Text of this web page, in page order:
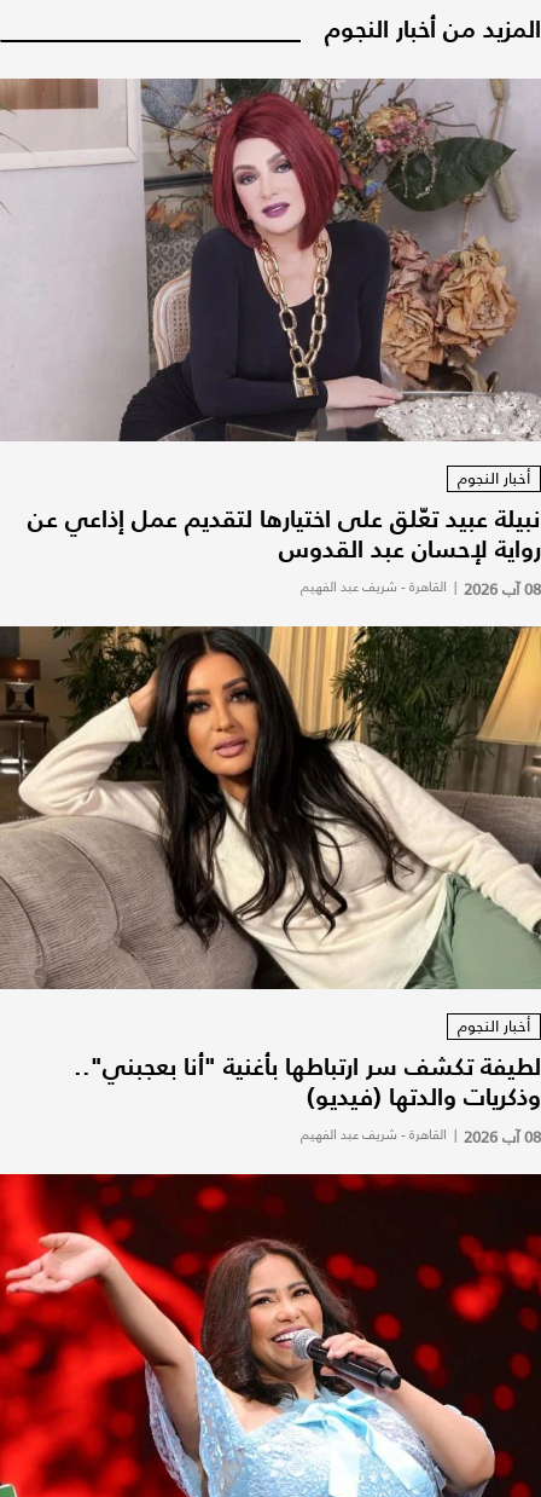
المزيد من أخبار النجوم
أخبار النجوم
نبيلة عبيد تعّلق على اختيارها لتقديم عمل إذاعي عن
رواية لإحسان عبد القدوس
08 آب 2026 | القاهرة - شريف عبد الفهيم
أخبار النجوم
لطيفة تكشف سر ارتباطها بأغنية "أنا بعجبني"..
وذكريات والدتها (فيديو)
08 آب 2026 | القاهرة - شريف عبد الفهيم